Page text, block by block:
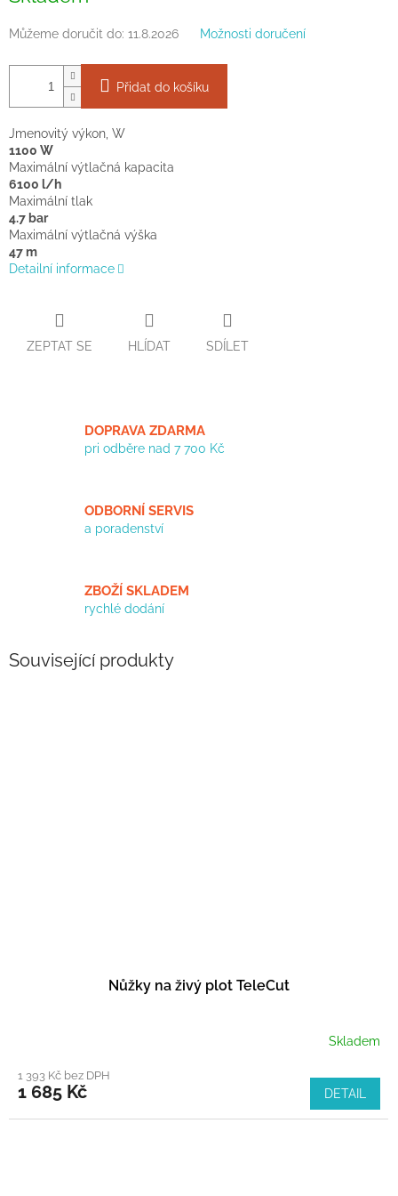
Můžeme doručit do: 11.8.2026 Možnosti doručení
Přidat do košíku
Jmenovitý výkon, W
1100 W
Maximální výtlačná kapacita
6100 l/h
Maximální tlak
4.7 bar
Maximální výtlačná výška
47 m
Detailní informace
ZEPTAT SE HLÍDAT SDÍLET
DOPRAVA ZDARMA
pri odběre nad 7 700 Kč
ODBORNÍ SERVIS
a poradenství
ZBOŽÍ SKLADEM
rychlé dodání
Související produkty
Nůžky na živý plot TeleCut
Skladem
1 393 Kč bez DPH
1 685 Kč DETAIL